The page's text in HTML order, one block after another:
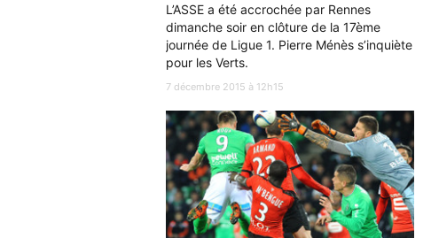
L’ASSE a été accrochée par Rennes
dimanche soir en clôture de la 17ème
journée de Ligue 1. Pierre Ménès s’inquiète
pour les Verts.
7 décembre 2015 à 12h15